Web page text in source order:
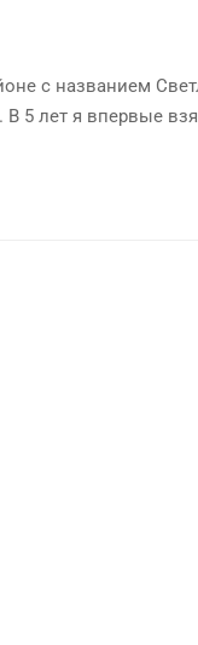
с названием
5 лет я впервые